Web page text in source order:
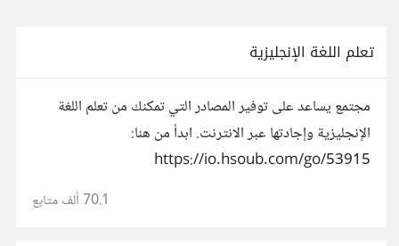
تعلم اللغة الإنجليزية
مجتمع يساعد على توفير المصادر التي تمكنك من تعلم اللغة
الإنجليزية وإجادتها عبر الانترنت. ابدأ من هنا:
https://io.hsoub.com/go/53915
70.1 ألف متابع